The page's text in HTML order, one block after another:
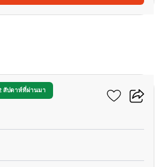
สัปดาห์ที่ผ่านมา